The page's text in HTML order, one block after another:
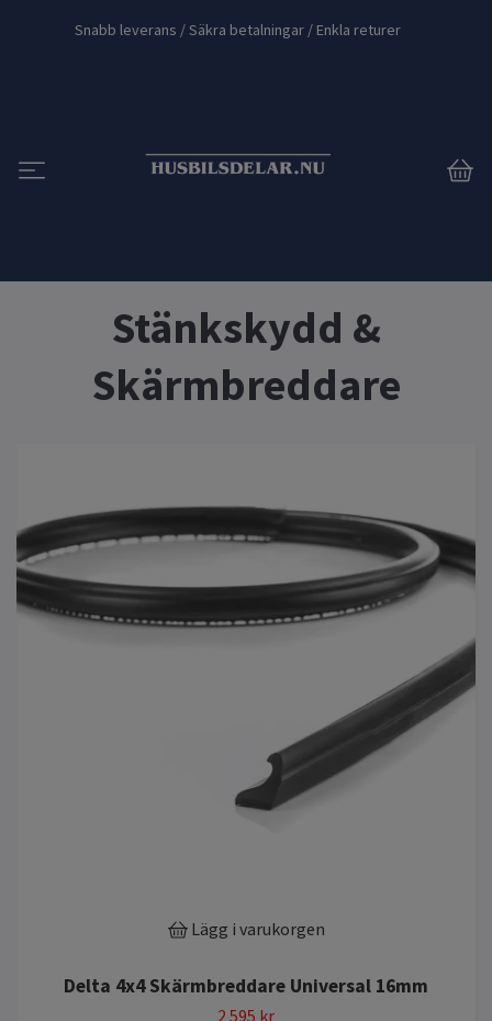
Snabb leverans / Säkra betalningar / Enkla returer
Stänkskydd &
Skärmbreddare
Lägg i varukorgen
Delta 4x4 Skärmbreddare Universal 16mm
2 595 kr